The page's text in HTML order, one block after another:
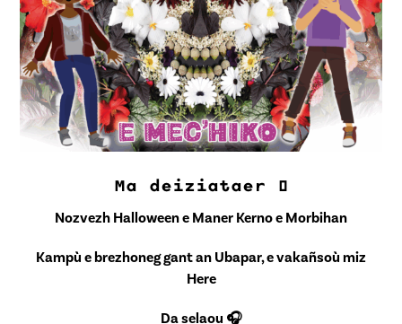
Ma deiziataer 🎪
Nozvezh Halloween e Maner Kerno e Morbihan
Kampù e brezhoneg gant an Ubapar, e vakañsoù miz
Here
Da selaou 🎧